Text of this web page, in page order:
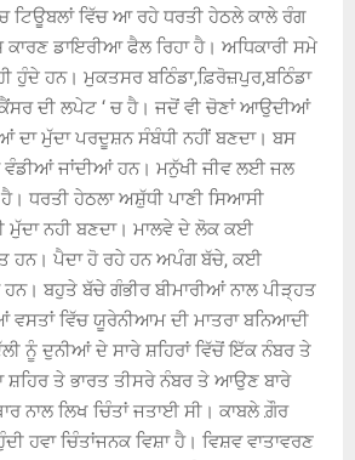
ਟਿਊਬਲਾਂ ਵਿੱਚ ਆ ਰਹੇ ਧਰਤੀ ਹੇਠਲੇ ਕਾਲੇ ਰੰਗ
ਕਾਰਣ ਡਾਇਰੀਆ ਫੈਲ ਰਿਹਾ ਹੈ। ਅਧਿਕਾਰੀ ਸਮੇ
ਹੁੰਦੇ ਹਨ। ਮੁਕਤਸਰ ਬਠਿੰਡਾ,ਫ਼ਿਰੋਜ਼ਪੁਰ,ਬਠਿੰਡਾ
ਕੈਂਸਰ ਦੀ ਲਪੇਟ ‘ ਚ ਹੈ। ਜਦੋਂ ਵੀ ਚੋਣਾਂ ਆਉਦੀਆਂ
ਦਾ ਮੁੱਦਾ ਪਰਦੂਸ਼ਨ ਸੰਬੰਧੀ ਨਹੀਂ ਬਣਦਾ। ਬਸ
ਜਾਂਦੀਆਂ ਹਨ। ਮਨੁੱਖੀ ਜੀਵ ਲਈ ਜਲ
ਹੈ। ਧਰਤੀ ਹੇਠਲਾ ਅਸ਼ੁੱਧੀ ਪਾਣੀ ਸਿਆਸੀ
ਮੁੱਦਾ ਨਹੀ ਬਣਦਾ। ਮਾਲਵੇ ਦੇ ਲੋਕ ਕਈ
ਹਨ। ਪੈਦਾ ਹੋ ਰਹੇ ਹਨ ਅਪੰਗ ਬੱਚੇ, ਕਈ
ਬਹੁਤੇ ਬੱਚੇ ਗੰਭੀਰ ਬੀਮਾਰੀਆਂ ਨਾਲ ਪੀੜ੍ਹਤ
ਵਸਤਾਂ ਵਿੱਚ ਯੂਰੇਨੀਆਮ ਦੀ ਮਾਤਰਾ ਬਨਿਆਦੀ
ਨੂੰ ਦੁਨੀਆਂ ਦੇ ਸਾਰੇ ਸ਼ਹਿਰਾਂ ਵਿੱਚੋਂ ਇੱਕ ਨੰਬਰ ਤੇ
ਸ਼ਹਿਰ ਤੇ ਭਾਰਤ ਤੀਸਰੇ ਨੰਬਰ ਤੇ ਆਉਣ ਬਾਰੇ
ਨਾਲ ਲਿਖ ਚਿੰਤਾਂ ਜਤਾਈ ਸੀ। ਕਾਬਲੇ ਗ਼ੌਰ
ਹਵਾ ਚਿੰਤਾਂਜਨਕ ਵਿਸ਼ਾ ਹੈ। ਵਿਸ਼ਵ ਵਾਤਾਵਰਣ